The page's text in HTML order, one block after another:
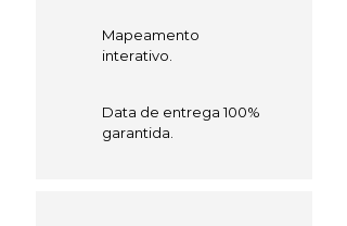
Mapeamento
interativo.
Data de entrega 100%
garantida.